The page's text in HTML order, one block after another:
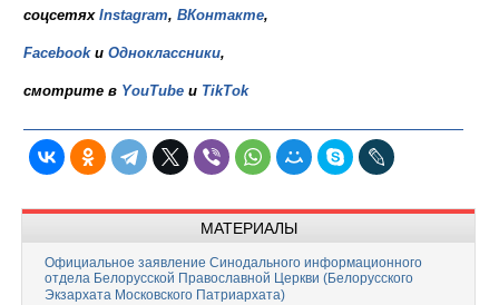
соцсетях Instagram, ВКонтакте,
Facebookи Одноклассники,
смотрите в YouTube и TikTok
МАТЕРИАЛЫ
Официальное заявление Синодального информационного
отдела Белорусской Православной Церкви (Белорусского
Экзархата Московского Патриархата)